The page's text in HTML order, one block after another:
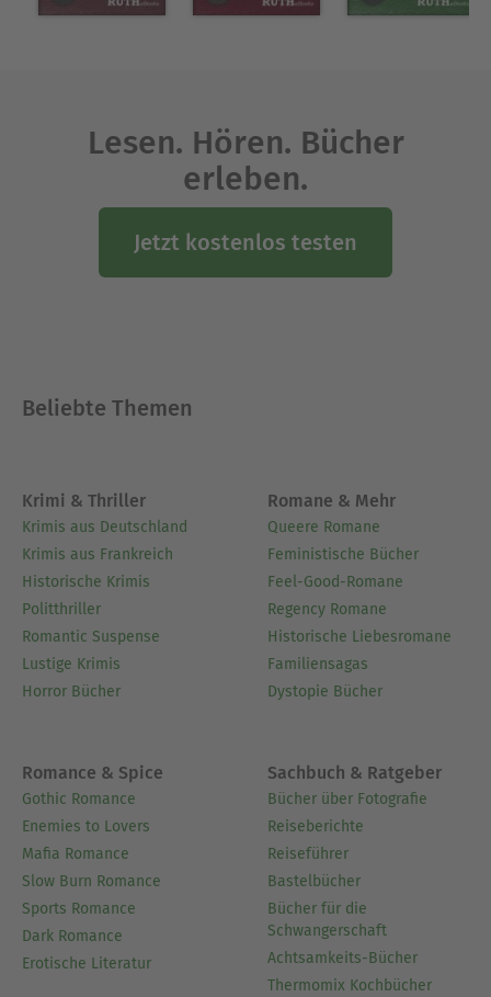
Lesen. Hören. Bücher
erleben.
Jetzt kostenlos testen
Beliebte Themen
Krimi & Thriller
Krimis aus Deutschland
Krimis aus Frankreich
Historische Krimis
Politthriller
Romantic Suspense
Lustige Krimis
Horror Bücher
Romane & Mehr
Queere Romane
Feministische Bücher
Feel-Good-Romane
Regency Romane
Historische Liebesromane
Familiensagas
Dystopie Bücher
Romance & Spice
Gothic Romance
Enemies to Lovers
Mafia Romance
Slow Burn Romance
Sports Romance
Dark Romance
Erotische Literatur
Sachbuch & Ratgeber
Bücher über Fotografie
Reiseberichte
Reiseführer
Bastelbücher
Bücher für die
Schwangerschaft
Achtsamkeits-Bücher
Thermomix Kochbücher